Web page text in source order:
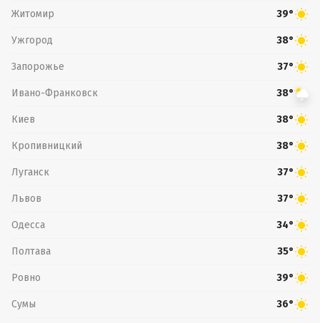
Житомир 39°
Ужгород 38°
Запорожье 37°
Ивано-Франковск 38°
Киев 38°
Кропивницкий 38°
Луганск 37°
Львов 37°
Одесса 34°
Полтава 35°
Ровно 39°
Сумы 36°